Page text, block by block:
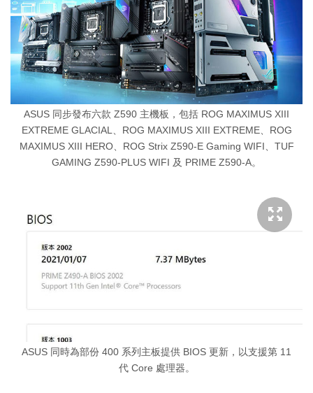
ASUS 同步發布六款 Z590 主機板，包括 ROG MAXIMUS XIII
EXTREME GLACIAL、ROG MAXIMUS XIII EXTREME、ROG
MAXIMUS XIII HERO、ROG Strix Z590-E Gaming WIFI、TUF
GAMING Z590-PLUS WIFI 及 PRIME Z590-A。
ASUS 同時為部份 400 系列主板提供 BIOS 更新，以支援第 11
代 Core 處理器。